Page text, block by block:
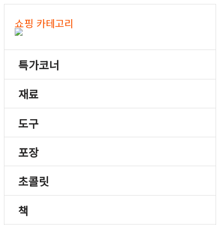
쇼핑 카테고리
특가코너
재료
도구
포장
초콜릿
책